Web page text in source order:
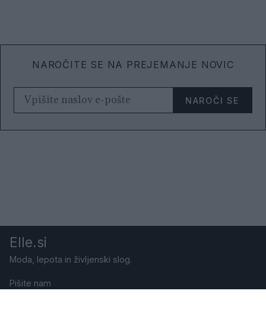
NAROČITE SE NA PREJEMANJE NOVIC
NAROČI SE
Elle.si
Moda, lepota in življenski slog.
Pišite nam